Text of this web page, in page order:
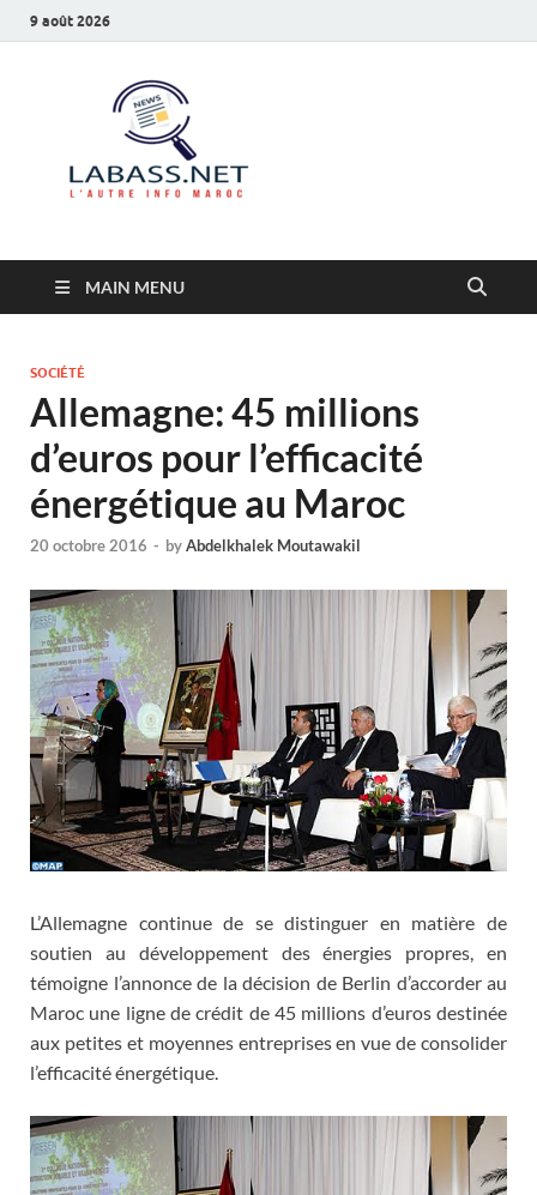
9 août 2026
MAIN MENU
SOCIÉTÉ
Allemagne: 45 millions
d’euros pour l’efficacité
énergétique au Maroc
20 octobre 2016 - byAbdelkhalek Moutawakil
L’Allemagne continue de se distinguer en matière de
soutien au développement des énergies propres, en
témoigne l’annonce de la décision de Berlin d’accorder au
Maroc une ligne de crédit de 45 millions d’euros destinée
aux petites et moyennes entreprises en vue de consolider
l’efficacité énergétique.